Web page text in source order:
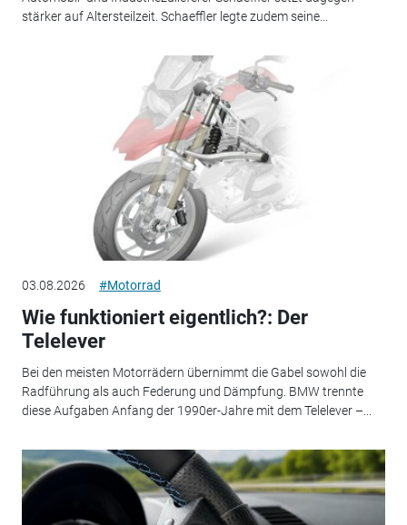
stärker auf Altersteilzeit. Schaeffler legte zudem seine...
03.08.2026 #Motorrad
Wie funktioniert eigentlich?: Der
Telelever
Bei den meisten Motorrädern übernimmt die Gabel sowohl die
Radführung als auch Federung und Dämpfung. BMW trennte
diese Aufgaben Anfang der 1990er-Jahre mit dem Telelever –...